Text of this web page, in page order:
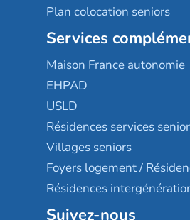
Plan colocation seniors
Services
Maison France autonomie
EHPAD
USLD
Résidences services
Villages seniors
Foyers logement /
Résidences
Suivez-nous